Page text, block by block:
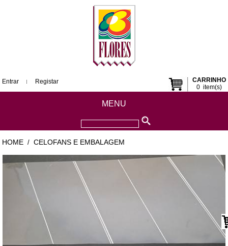
CARRINHO
0item(s)
Entrar Registar
MENU
HOME / CELOFANS E EMBALAGEM